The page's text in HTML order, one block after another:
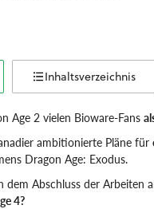
Inhaltsverzeichnis
Age 2 vielen Bioware-Fans
ambitionierte Pläne für
Dragon Age: Exodus.
dem Abschluss der Arbeiten
4?